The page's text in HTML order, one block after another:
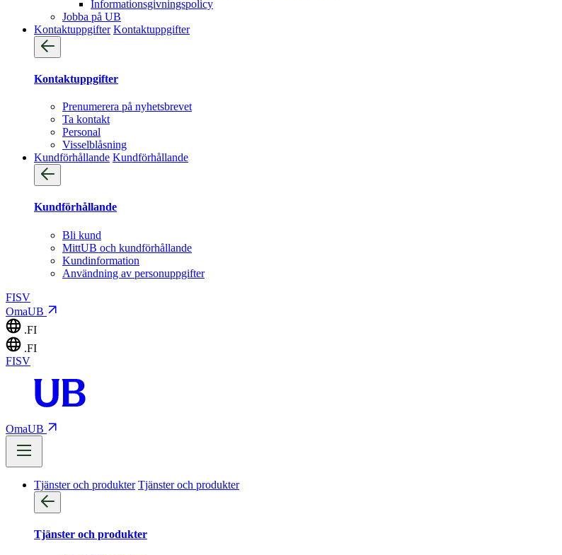
Informationsgivningspolicy
Jobba på UB
Kontaktuppgifter Kontaktuppgifter
Kontaktuppgifter
Prenumerera på nyhetsbrevet
Ta kontakt
Personal
Visselblåsning
Kundförhållande Kundförhållande
Kundförhållande
Bli kund
MittUB och kundförhållande
Kundinformation
Användning av personuppgifter
FISV
OmaUB
.FI
.FI
FISV
OmaUB
Tjänster och produkter Tjänster och produkter
Tjänster och produkter